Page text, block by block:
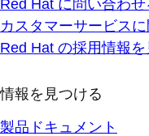
Red Hat に問い合わせ
カスタマーサービス
Red Hat の採用情報を
情報を見つける
製品ドキュメント